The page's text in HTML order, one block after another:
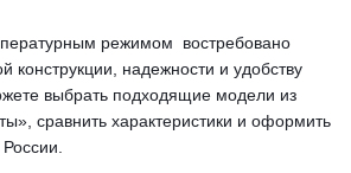
режимом востребовано
конструкции, надежности и удобству
выбрать подходящие модели из
сравнить характеристики и оформить